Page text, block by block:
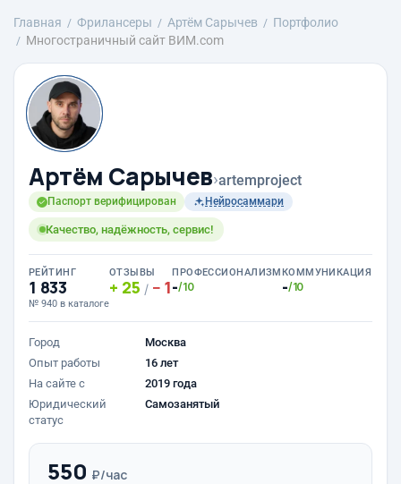
Главная Фрилансеры Артём Сарычев
Портфолио
Многостраничный сайт ВИМ.com
Артём Сарычев›artemproject
Паспорт верифицирован Нейросаммари
Качество, надёжность, сервис!
РЕЙТИНГ
1 833
№ 940 в каталоге
ОТЗЫВЫ
25 / 1
ПРОФЕССИОНАЛИЗМ
-/10
КОММУНИКАЦИЯ
-/10
Город
Москва
Опыт работы
16 лет
На сайте с
2019 года
Юридический
статус
Самозанятый
550 ₽/час